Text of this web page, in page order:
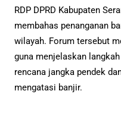
RDP DPRD Kabupaten
membahas penanganan
wilayah. Forum tersebut
guna menjelaskan
rencana jangka pendek
mengatasi banjir.